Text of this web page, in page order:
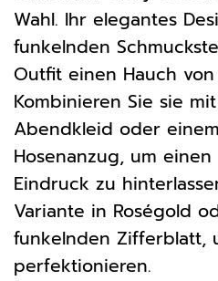
Wahl. Ihr elegantes
funkelnden
Outfit einen Hauch von
Kombinieren Sie sie
Abendkleid oder
Hosenanzug, um
Eindruck zu
Variante in Roségold
funkelnden Zifferblatt,
perfektionieren.